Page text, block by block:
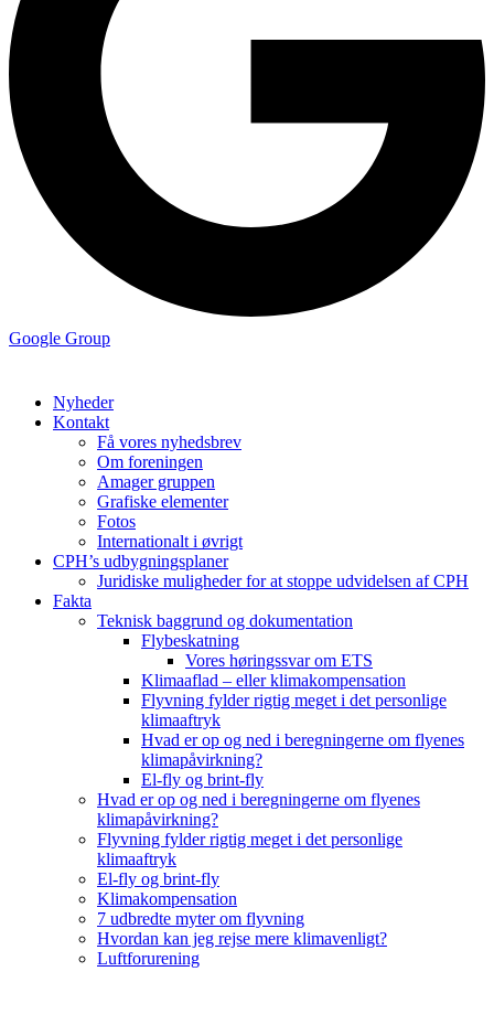
Google Group
Nyheder
Kontakt
Få vores nyhedsbrev
Om foreningen
Amager gruppen
Grafiske elementer
Fotos
Internationalt i øvrigt
CPH’s udbygningsplaner
Juridiske muligheder for at stoppe udvidelsen af CPH
Fakta
Teknisk baggrund og dokumentation
Flybeskatning
Vores høringssvar om ETS
Klimaaflad – eller klimakompensation
Flyvning fylder rigtig meget i det personlige
klimaaftryk
Hvad er op og ned i beregningerne om flyenes
klimapåvirkning?
El-fly og brint-fly
Hvad er op og ned i beregningerne om flyenes
klimapåvirkning?
Flyvning fylder rigtig meget i det personlige
klimaaftryk
El-fly og brint-fly
Klimakompensation
7 udbredte myter om flyvning
Hvordan kan jeg rejse mere klimavenligt?
Luftforurening